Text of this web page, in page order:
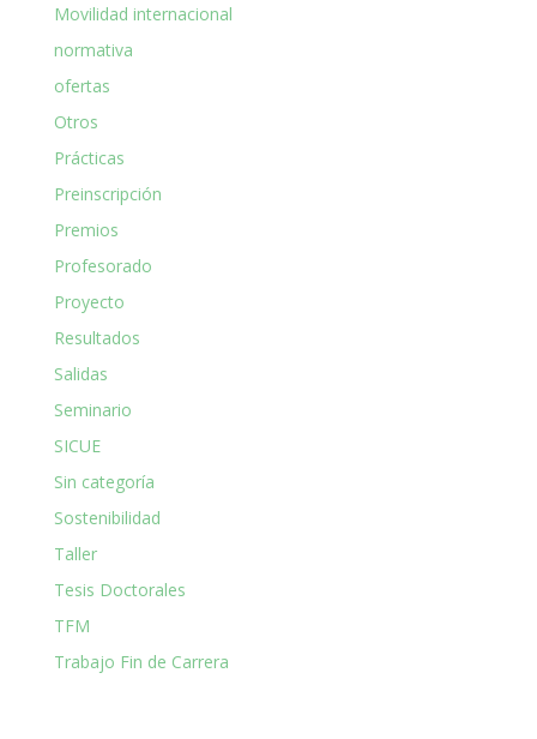
Movilidad internacional
normativa
ofertas
Otros
Prácticas
Preinscripción
Premios
Profesorado
Proyecto
Resultados
Salidas
Seminario
SICUE
Sin categoría
Sostenibilidad
Taller
Tesis Doctorales
TFM
Trabajo Fin de Carrera